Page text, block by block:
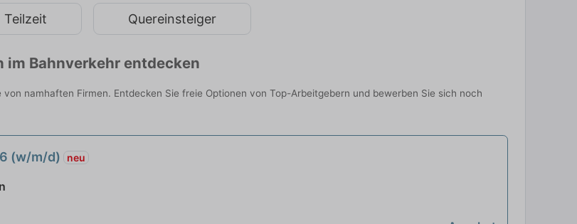
Teilzeit Quereinsteiger
Bahnverkehr entdecken
namhaften Firmen. Entdecken Sie freie Optionen von Top-Arbeitgebern und bewerben Sie sich noch
(w/m/d) neu